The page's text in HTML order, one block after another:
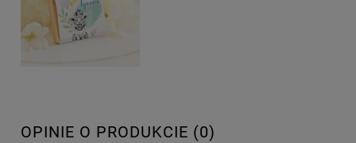
OPINIE O PRODUKCIE (0)